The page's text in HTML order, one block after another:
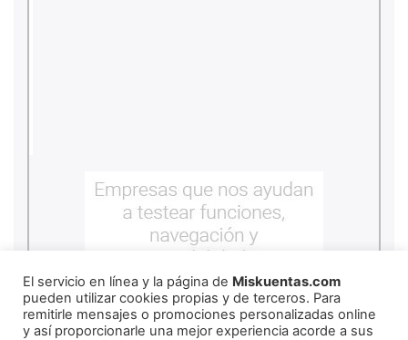
El servicio en línea y la página de Miskuentas.com
pueden utilizar cookies propias y de terceros. Para
remitirle mensajes o promociones personalizadas online
y así proporcionarle una mejor experiencia acorde a sus